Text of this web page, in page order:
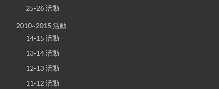
25-26 活動
2010~2015 活動
14-15 活動
13-14 活動
12-13 活動
11-12 活動